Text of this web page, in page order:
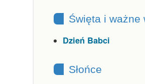
Święta i ważne
Dzień Babci
Słońce